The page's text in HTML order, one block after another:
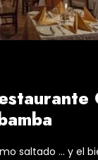
saltado … y el